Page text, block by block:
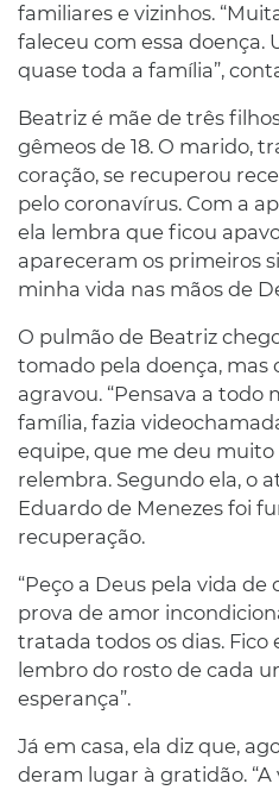
familiares e vizinhos.
faleceu com essa doença.
quase toda a família”,
Beatriz é mãe de três
gêmeos de 18. O marido,
coração, se recuperou
pelo coronavírus. Com a
ela lembra que ficou
apareceram os primeiros
minha vida nas mãos de
O pulmão de Beatriz
tomado pela doença, mas
agravou. “Pensava a
família, fazia
equipe, que me deu muito
relembra. Segundo ela, o
Eduardo de Menezes foi
recuperação.
“Peço a Deus pela vida
prova de amor
tratada todos os dias.
lembro do rosto de cada
esperança”.
Já em casa, ela diz que,
deram lugar à gratidão.